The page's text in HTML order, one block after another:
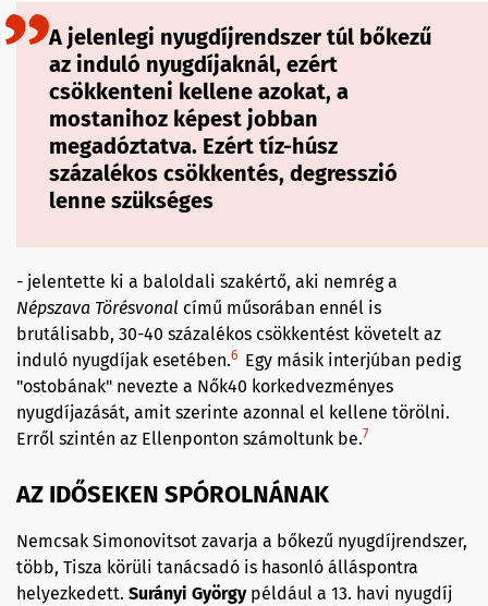
A jelenlegi nyugdíjrendszer túl bőkezű
az induló nyugdíjaknál, ezért
csökkenteni kellene azokat, a
mostanihoz képest jobban
megadóztatva. Ezért tíz-húsz
százalékos csökkentés, degresszió
lenne szükséges
- jelentette ki a baloldali szakértő, aki nemrég a
Népszava Törésvonal című műsorában ennél is
brutálisabb, 30-40 százalékos csökkentést követelt az
induló nyugdíjak esetében.6 Egy másik interjúban pedig
"ostobának" nevezte a Nők40 korkedvezményes
nyugdíjazását, amit szerinte azonnal el kellene törölni.
Erről szintén az Ellenponton számoltunk be.7
AZ IDŐSEKEN SPÓROLNÁNAK
Nemcsak Simonovitsot zavarja a bőkezű nyugdíjrendszer,
több, Tisza körüli tanácsadó is hasonló álláspontra
helyezkedett. Surányi Györgypéldául a 13. havi nyugdíj